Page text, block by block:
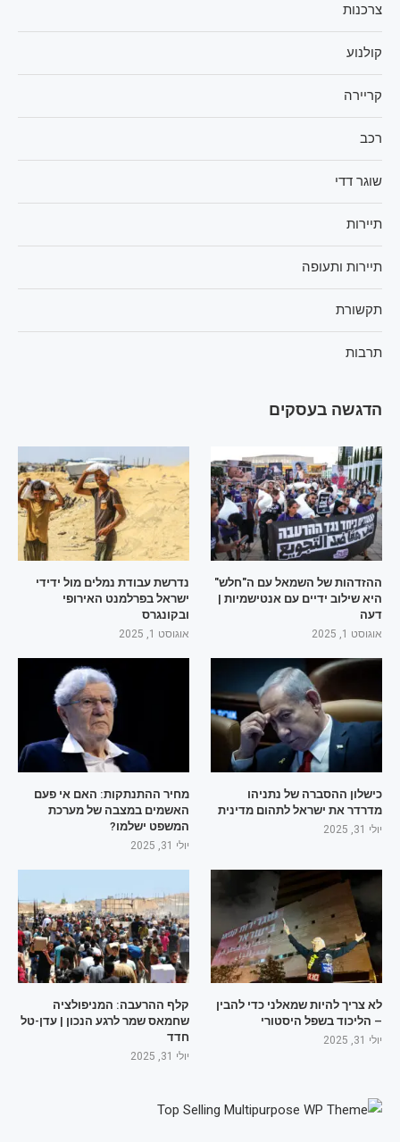
צרכנות
קולנוע
קריירה
רכב
שוגר דדי
תיירות
תיירות ותעופה
תקשורת
תרבות
הדגשה בעסקים
ההזדהות של השמאל עם ה"חלש"
היא שילוב ידיים עם אנטישמיות |
דעה
אוגוסט 1, 2025
נדרשת עבודת נמלים מול ידידי
ישראל בפרלמנט האירופי
ובקונגרס
אוגוסט 1, 2025
כישלון ההסברה של נתניהו
מדרדר את ישראל לתהום מדינית
יולי 31, 2025
מחיר ההתנתקות: האם אי פעם
האשמים במצבה של מערכת
המשפט ישלמו?
יולי 31, 2025
לא צריך להיות שמאלני כדי להבין
– הליכוד בשפל היסטורי
יולי 31, 2025
קלף ההרעבה: המניפולציה
שחמאס שמר לרגע הנכון | עדן-טל
חדד
יולי 31, 2025